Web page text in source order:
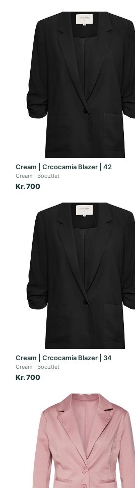
Cream | Crcocamia Blazer | 42
Cream Booztlet
Kr. 700
Cream | Crcocamia Blazer | 34
Cream Booztlet
Kr. 700